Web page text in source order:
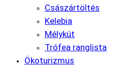
Császártöltés
Kelebia
Mélykút
Trófea ranglista
Ökoturizmus